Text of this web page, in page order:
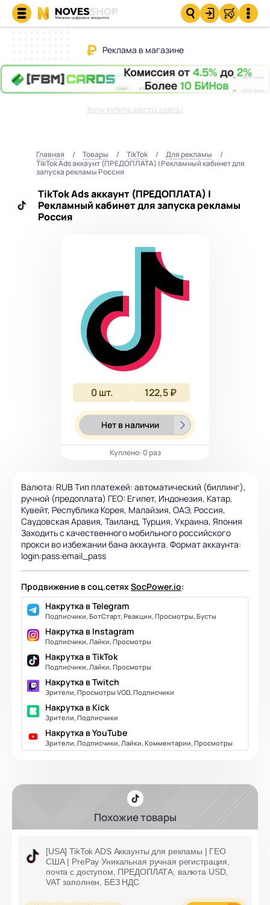
Реклама в магазине
Хочу купить место здесь!
Главная Товары TikTok
Для рекламы
TikTok Ads аккаунт (ПРЕДОПЛАТА) | Рекламный кабинет для
запуска рекламы Россия
TikTok Ads аккаунт (ПРЕДОПЛАТА) |
Рекламный кабинет для запуска рекламы
Россия
0шт. 122,5 ₽
Нет в наличии
Куплено: 0 раз
Валюта: RUB Тип платежей: автоматический (биллинг),
ручной (предоплата) ГЕО: Египет, Индонезия, Катар,
Кувейт, Республика Корея, Малайзия, ОАЭ, Россия,
Саудовская Аравия, Таиланд, Турция, Украина, Япония
Заходить с качественного мобильного российского
прокси во избежании бана аккаунта. Формат аккаунта:
login:pass:email_pass
Продвижение в соц.сетяхSocPower.io:
Накрутка в Telegram
Подписчики, БотСтарт, Реакции, Просмотры, Бусты
Накрутка в Instagram
Подписчики, Лайки, Просмотры
Накрутка в TikTok
Подписчики, Лайки, Просмотры
Накрутка в Twitch
Зрители, Просмотры VOD, Подписчики
Накрутка в Kick
Зрители, Подписчики
Накрутка в YouTube
Зрители, Подписчики, Лайки, Комментарии, Просмотры
Похожие товары
[USA] TikTok ADS Аккаунты для рекламы | ГЕО
США | PrePay Уникальная ручная регистрация,
почта с доступом, ПРЕДОПЛАТА, валюта USD,
VAT заполнен, БЕЗ НДС